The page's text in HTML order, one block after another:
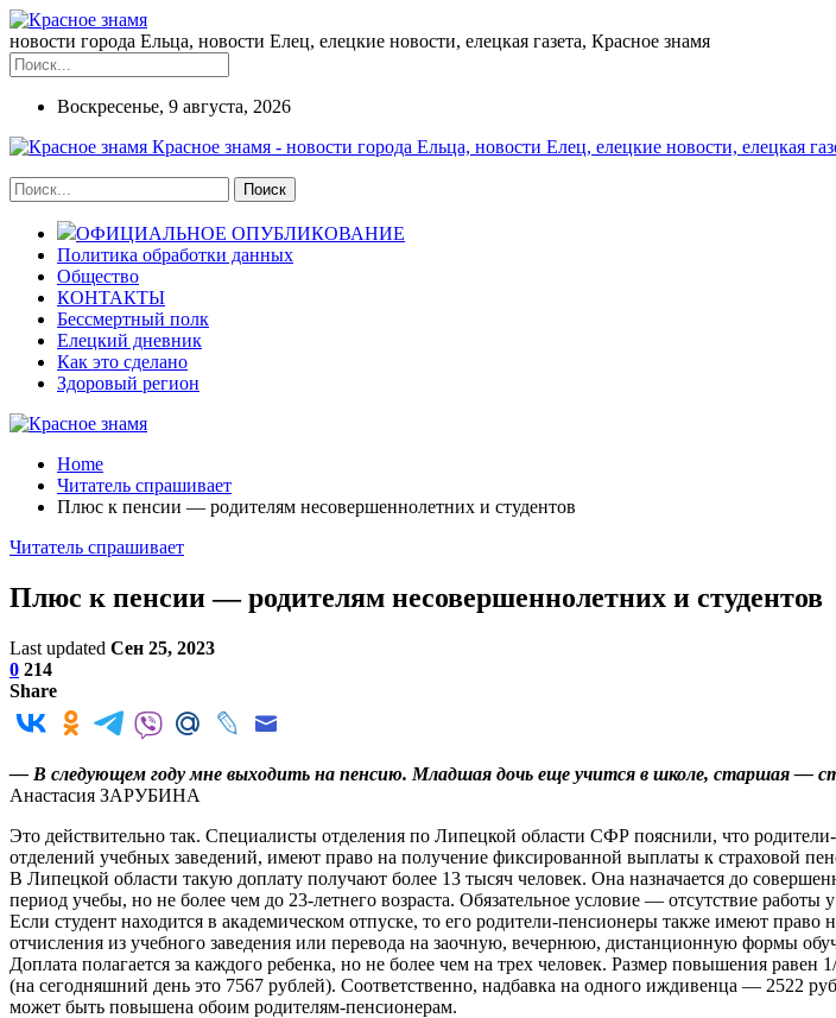
новости города Ельца, новости Елец, елецкие новости, елецкая газета, Красное знамя
Воскресенье, 9 августа, 2026
Красное знамя - новости города Ельца, новости Елец, елецкие новости, елецкая
ОФИЦИАЛЬНОЕ ОПУБЛИКОВАНИЕ
Политика обработки данных
Общество
КОНТАКТЫ
Бессмертный полк
Елецкий дневник
Как это сделано
Здоровый регион
Home
Читатель спрашивает
Плюс к пенсии — родителям несовершеннолетних и студентов
Читатель спрашивает
Плюс к пенсии — родителям несовершеннолетних и студентов
Last updated Сен 25, 2023
0 214
Share
— В следующем году мне выходить на пенсию. Младшая дочь еще учится в школе, старшая —
Анастасия ЗАРУБИНА
Это действительно так. Специалисты отделения по Липецкой области СФР пояснили, что
отделений учебных заведений, имеют право на получение фиксированной выплаты к страховой
В Липецкой области такую доплату получают более 13 тысяч человек. Она назначается до
период учебы, но не более чем до 23-летнего возраста. Обязательное условие — отсутствие работы
Если студент находится в академическом отпуске, то его родители-пенсионеры также имеют
отчисления из учебного заведения или перевода на заочную, вечернюю, дистанционную формы
Доплата полагается за каждого ребенка, но не более чем на трех человек. Размер повышения
(на сегодняшний день это 7567 рублей). Соответственно, надбавка на одного иждивенца — 2522
может быть повышена обоим родителям-пенсионерам.